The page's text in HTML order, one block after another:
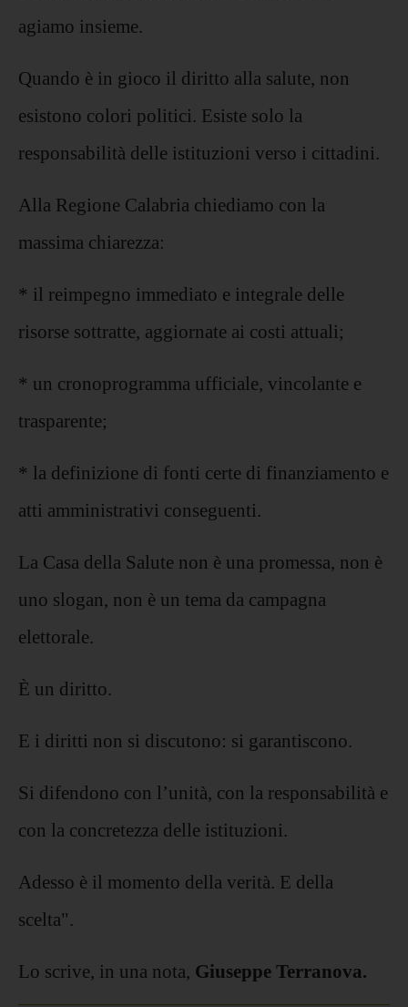
agiamo insieme.
Quando è in gioco il diritto alla salute, non
esistono colori politici. Esiste solo la
responsabilità delle istituzioni verso i cittadini.
Alla Regione Calabria chiediamo con la
massima chiarezza:
* il reimpegno immediato e integrale delle
risorse sottratte, aggiornate ai costi attuali;
* un cronoprogramma ufficiale, vincolante e
trasparente;
* la definizione di fonti certe di finanziamento e
atti amministrativi conseguenti.
La Casa della Salute non è una promessa, non è
uno slogan, non è un tema da campagna
elettorale.
È un diritto.
E i diritti non si discutono: si garantiscono.
Si difendono con l’unità, con la responsabilità e
con la concretezza delle istituzioni.
Adesso è il momento della verità. E della
scelta".
Lo scrive, in una nota, Giuseppe Terranova.